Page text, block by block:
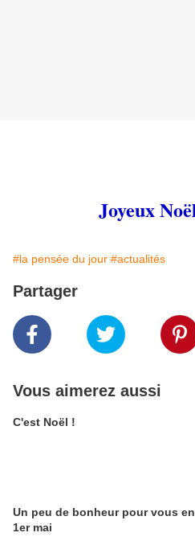
Joyeux
#la pensée du jour #actualités
Partager
Vous aimerez aussi
C'est Noël !
Un peu de bonheur pour vous
1er mai